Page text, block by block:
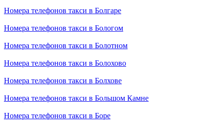
Номера телефонов такси в Болгаре
Номера телефонов такси в Бологом
Номера телефонов такси в Болотном
Номера телефонов такси в Болохово
Номера телефонов такси в Болхове
Номера телефонов такси в Большом Камне
Номера телефонов такси в Боре